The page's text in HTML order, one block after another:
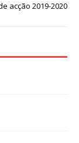
acção 2019-2020